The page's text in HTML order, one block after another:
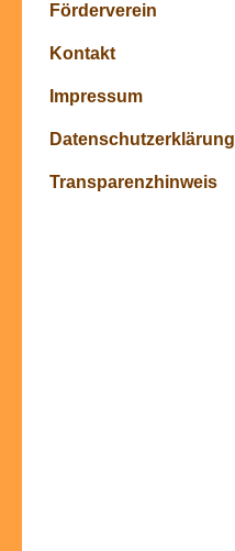
Förderverein
Kontakt
Impressum
Datenschutzerklärung
Transparenzhinweis